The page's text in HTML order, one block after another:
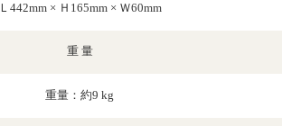
Ｌ442mm × Ｈ165mm × Ｗ60mm
重 量
重量：約9 kg